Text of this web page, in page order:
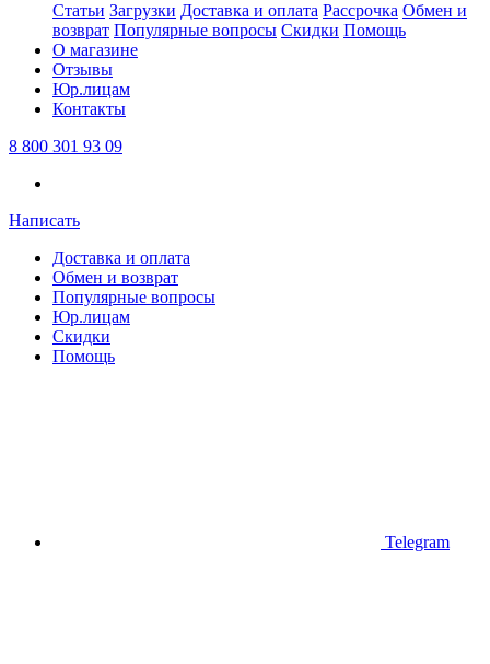
Статьи Загрузки Доставка и оплата Рассрочка Обмен и
возврат Популярные вопросы Скидки Помощь
О магазине
Отзывы
Юр.лицам
Контакты
8 800 301 93 09
Написать
Доставка и оплата
Обмен и возврат
Популярные вопросы
Юр.лицам
Скидки
Помощь
Telegram